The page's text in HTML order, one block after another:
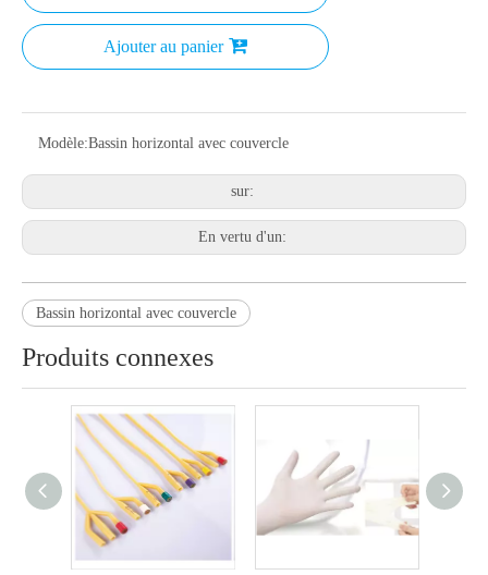
Ajouter au panier
Modèle:Bassin horizontal avec couvercle
sur:
En vertu d'un:
Bassin horizontal avec couvercle
Produits connexes